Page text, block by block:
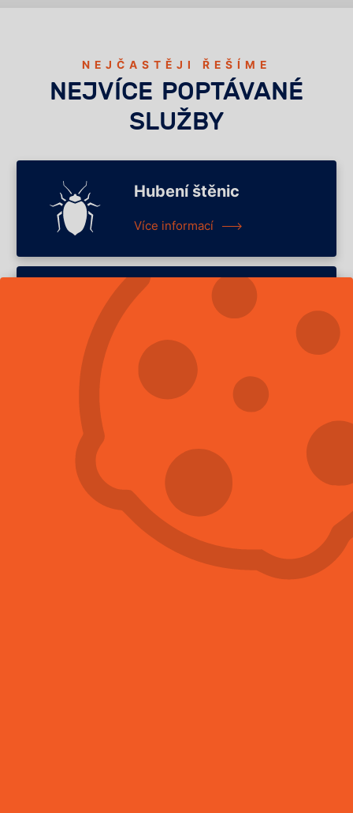
NEJČASTĚJI ŘEŠÍME
NEJVÍCE POPTÁVANÉ
SLUŽBY
Hubení štěnic
Více informací
Hubení potkanů
Hubení švábů
Hubení mravenců
Více informací